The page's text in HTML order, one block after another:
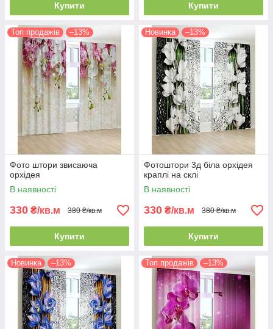
Купити Купити
Топ продажів –13%
Фото штори звисаюча
орхідея
В наявності
330 ₴/кв.м 380 ₴/кв.м
Купити
Новинка –13%
Фотоштори 3д біла орхідея
краплі на склі
В наявності
330 ₴/кв.м 380 ₴/кв.м
Купити
Новинка –13% Топ продажів –13%